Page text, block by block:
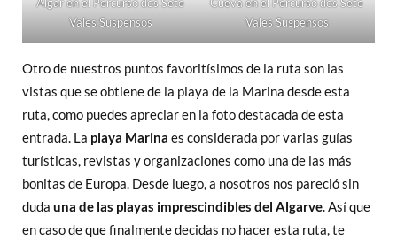
Vales Suspensos
Vales Suspensos
Otro de nuestros puntos favoritísimos de la ruta son las
vistas que se obtiene de la playa de la Marina desde esta
ruta, como puedes apreciar en la foto destacada de esta
entrada. La playa Marina es considerada por varias guías
turísticas, revistas y organizaciones como una de las más
bonitas de Europa. Desde luego, a nosotros nos pareció sin
duda una de las playas imprescindibles del Algarve. Así que
en caso de que finalmente decidas no hacer esta ruta, te